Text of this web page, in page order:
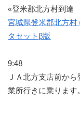
«登米郡北方村到達
宮城県登米郡北方村
タセットβ版
9:48
ＪＡ北方支店前か
業所行きに乗ります